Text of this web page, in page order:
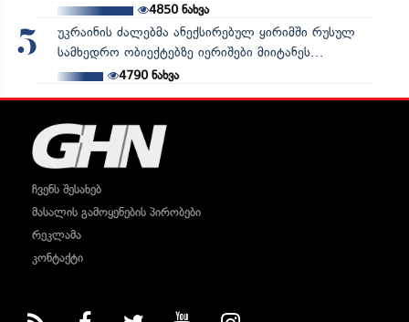
4850ნახვა
5
უკრაინის ძალებმა ანექსირებულ ყირიმში რუსულ
სამხედრო ობიექტებზე იერიშები მიიტანეს...
4790ნახვა
ჩვენს შესახებ
მასალის გამოყენების პირობები
რეკლამა
კონტაქტი